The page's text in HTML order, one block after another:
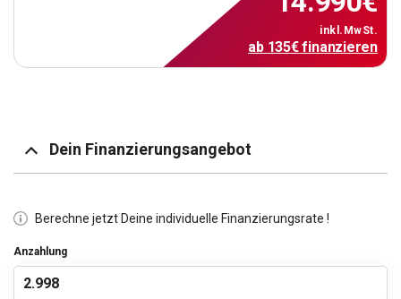
inkl.MwSt.
ab 135€finanzieren
Dein Finanzierungsangebot
Berechne jetzt Deine individuelle Finanzierungsrate !
Anzahlung